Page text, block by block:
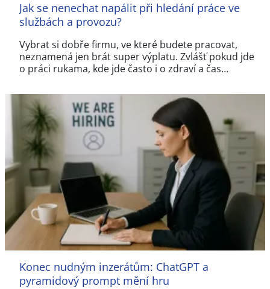
Jak se nenechat napálit při hledání práce ve
službách a provozu?
Vybrat si dobře firmu, ve které budete pracovat,
neznamená jen brát super výplatu. Zvlášť pokud jde
o práci rukama, kde jde často i o zdraví a čas…
Konec nudným inzerátům: ChatGPT a
pyramidový prompt mění hru